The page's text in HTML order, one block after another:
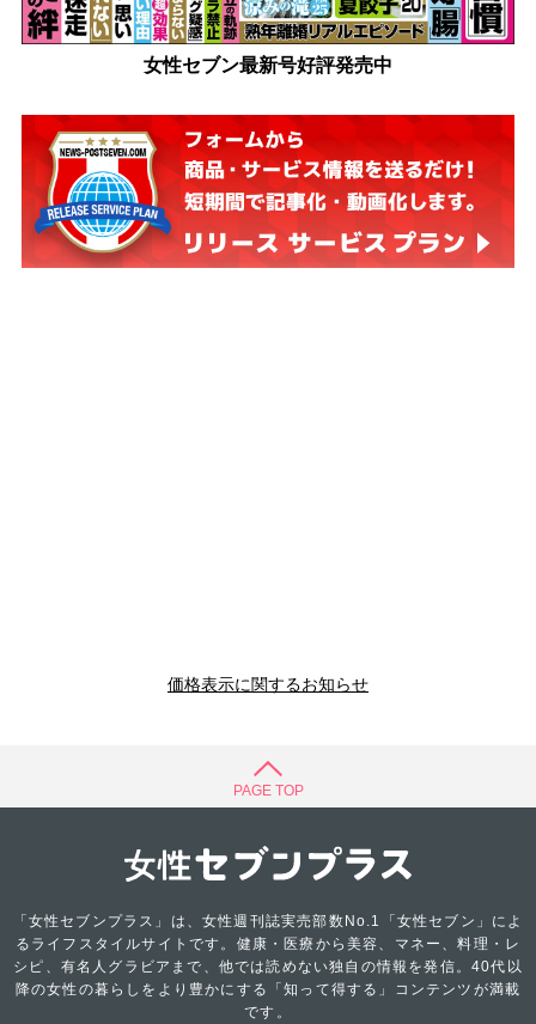
女性セブン最新号好評発売中
価格表示に関するお知らせ
PAGE TOP
「女性セブンプラス」は、女性週刊誌実売部数No.1「女性セブン」によ
るライフスタイルサイトです。健康・医療から美容、マネー、料理・レ
シピ、有名人グラビアまで、他では読めない独自の情報を発信。40代以
降の女性の暮らしをより豊かにする「知って得する」コンテンツが満載
です。